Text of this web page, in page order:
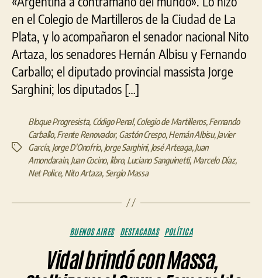
Plata
en el Colegio de Martilleros de la Ciudad de La
Plata, y lo acompañaron el senador nacional Nito
Artaza, los senadores Hernán Albisu y Fernando
Carballo; el diputado provincial massista Jorge
Sarghini; los diputados […]
Etiquetas
Bloque Progresista, Código Penal,Colegio de Martilleros, Fernando
Carballo, Frente Renovador, Gastón Crespo, Hernán Albisu, Javier
García, Jorge D'Onofrio, Jorge Sarghini, José Arteaga, Juan
Amondarain, Juan Cocino, libro, Luciano Sanguinetti, Marcelo Díaz,
Net Police, Nito Artaza, Sergio Massa
Categorías
BUENOS AIRES DESTACADAS POLÍTICA
Vidal brindó con Massa,